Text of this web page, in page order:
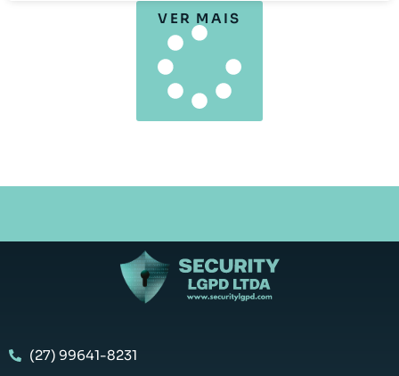
VER MAIS
(27) 99641-8231